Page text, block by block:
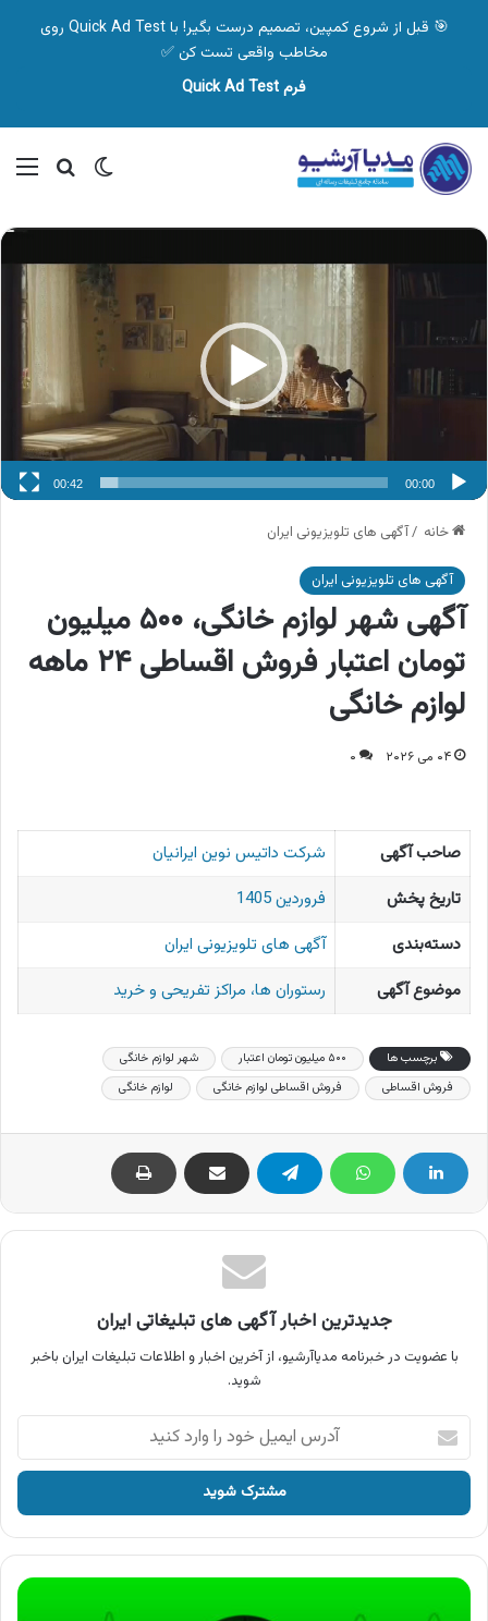
🎯 قبل از شروع کمپین، تصمیم درست بگیر! با Quick Ad Test روی
مخاطب واقعی تست کن ✅
فرم Quick Ad Test
تغییر پوسته
نمایشگر
ویدیو
00:00
00:42
خانه /آگهی های تلویزیونی ایران
آگهی های تلویزیونی ایران
آگهی شهر لوازم خانگی، ۵۰۰ میلیون
تومان اعتبار فروش اقساطی ۲۴ ماهه
لوازم خانگی
۰۴ می ۲۰۲۶ ۰
صاحب آگهی
شرکت داتیس نوین ایرانیان
تاریخ پخش
فروردین 1405
دسته‌بندی
آگهی های تلویزیونی ایران
موضوع آگهی
رستوران ها، مراکز تفریحی و خرید
برچسب ها ۵۰۰ میلیون تومان اعتبار
شهر لوازم خانگی
فروش اقساطی
فروش اقساطی لوازم خانگی لوازم خانگی
جدیدترین اخبار آگهی های تبلیغاتی ایران
با عضویت در خبرنامه مدیاآرشیو، از آخرین اخبار و اطلاعات تبلیغات ایران باخبر
شوید.
آدرس
ایمیل
خود
وارد
کنید
آگهی